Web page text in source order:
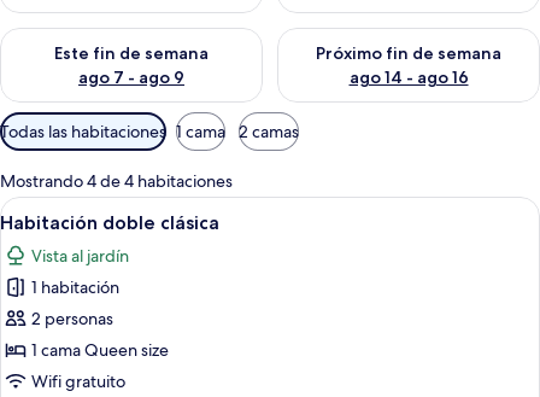
Este fin de semana
ago 7 - ago 9
Consulta la disponibilidad para este fin de semana ago 7 -
Próximo fin de semana
ago 14 - ago 16
Consulta la disponibilidad
Filtros
disponibles
para
las
habitaciones
Todas las habitaciones 1 cama 2 camas
Mostrando 4 de 4 habitaciones
Abrir
todas
las
fotos
de
Habitación
doble
Un dormitorio con cama, mesita de
4
Habitación doble clásica
Vista al jardín
1 habitación
2 personas
1 cama Queen size
Wifi gratuito